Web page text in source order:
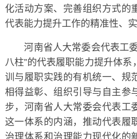
化活动方案、完善组织方式的
代表能力提升工作的精准性、
河南省人大常委会代表工委
八柱”的代表履职能力提升体
训与履职实践的有机统一、规
相得益彰、组织引导与自主参
步，河南省人大常委会代表工
这一体系的内涵，推动代表履
治理体系和治理能力现代化的